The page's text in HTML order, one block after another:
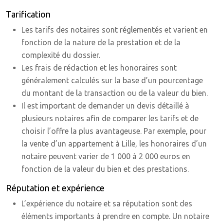
Tarification
Les tarifs des notaires sont réglementés et varient en
fonction de la nature de la prestation et de la
complexité du dossier.
Les frais de rédaction et les honoraires sont
généralement calculés sur la base d’un pourcentage
du montant de la transaction ou de la valeur du bien.
Il est important de demander un devis détaillé à
plusieurs notaires afin de comparer les tarifs et de
choisir l’offre la plus avantageuse. Par exemple, pour
la vente d’un appartement à Lille, les honoraires d’un
notaire peuvent varier de 1 000 à 2 000 euros en
fonction de la valeur du bien et des prestations.
Réputation et expérience
L’expérience du notaire et sa réputation sont des
éléments importants à prendre en compte. Un notaire